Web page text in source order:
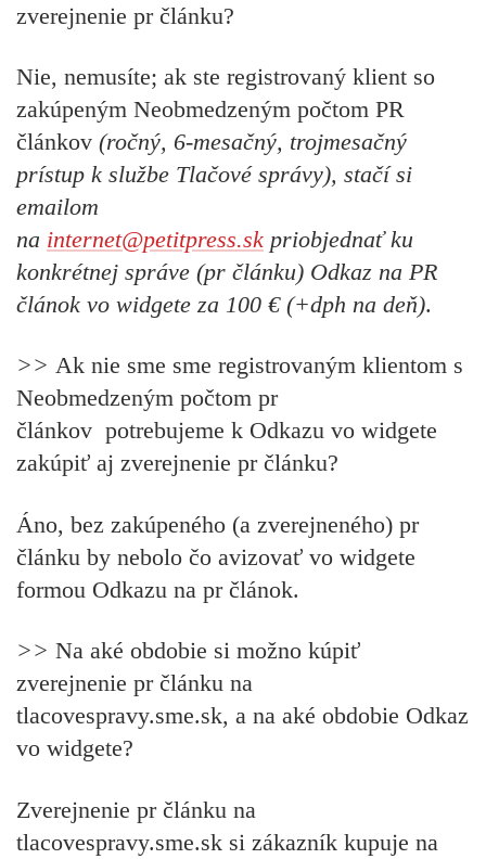
zverejnenie pr článku?
Nie, nemusíte; ak ste registrovaný klient so
zakúpeným Neobmedzeným počtom PR
článkov (ročný, 6-mesačný, trojmesačný
prístup k službe Tlačové správy), stačí si
emailom
na internet@petitpress.sk priobjednať ku
konkrétnej správe (pr článku) Odkaz na PR
článok vo widgete za 100 € (+dph na deň).
>> Ak nie sme sme registrovaným klientom s
Neobmedzeným počtom pr
článkov potrebujeme k Odkazu vo widgete
zakúpiť aj zverejnenie pr článku?
Áno, bez zakúpeného (a zverejneného) pr
článku by nebolo čo avizovať vo widgete
formou Odkazu na pr článok.
>> Na aké obdobie si možno kúpiť
zverejnenie pr článku na
tlacovespravy.sme.sk, a na aké obdobie Odkaz
vo widgete?
Zverejnenie pr článku na
tlacovespravy.sme.sk si zákazník kupuje na